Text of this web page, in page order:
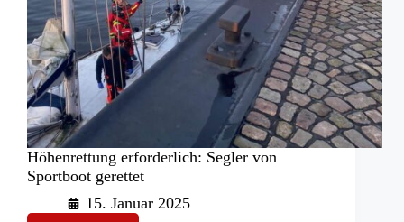
Höhenrettung erforderlich: Segler von
Sportboot gerettet
15. Januar 2025